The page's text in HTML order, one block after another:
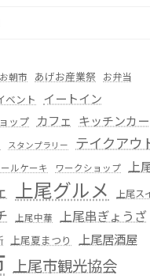
朝市 あげお産業祭 お弁当
ベント イートイン
ップ カフェ キッチンカー
スタンプラリー テイクアウ
ルケーキ ワークショップ 上
上尾グルメ 上尾ス
上尾中華 上尾串ぎょうざ
上尾夏まつり 上尾居酒屋
上尾市観光協会